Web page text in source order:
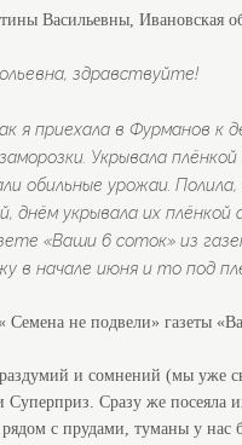
Васильевны, Ивановская
здравствуйте!
я приехала в Фурманов
Укрывала
обильные урожаи.
днём укрывала их
«Ваши 6 соток» из
в начале июня и то под
Семена не подвели» газеты
и сомнений (мы уже
Суперприз. Сразу же посеяла
с прудами, туманы у нас